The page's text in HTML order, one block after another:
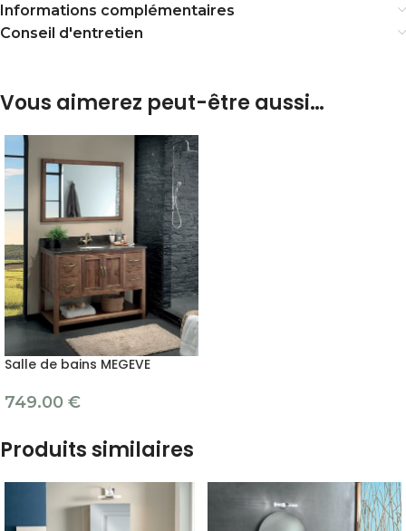
Informations complémentaires
Conseil d'entretien
Vous aimerez peut-être aussi…
Salle de bains MEGEVE
749.00 €
Produits similaires